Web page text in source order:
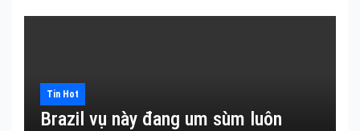
Tin Hot
Brazil vụ này đang um sùm luôn